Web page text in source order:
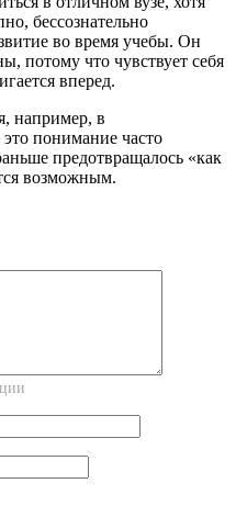
бессознательно
во время учебы. Он
потому что чувствует себя
вперед.
например, в
понимание часто
предотвращалось «как
возможным.